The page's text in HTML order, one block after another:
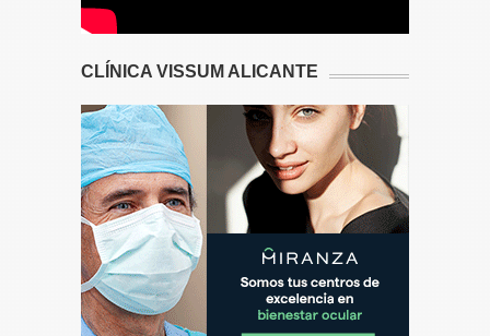
CLÍNICA VISSUM ALICANTE